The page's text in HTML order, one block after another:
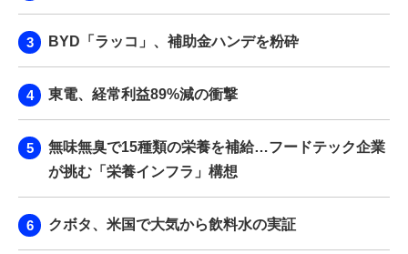
BYD「ラッコ」、補助金ハンデを粉砕
東電、経常利益89%減の衝撃
無味無臭で15種類の栄養を補給…フードテック企業
が挑む「栄養インフラ」構想
クボタ、米国で大気から飲料水の実証